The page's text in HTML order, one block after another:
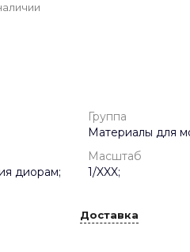
Группа
Материалы для
диорам;
Масштаб
1/XXX;
Доставка